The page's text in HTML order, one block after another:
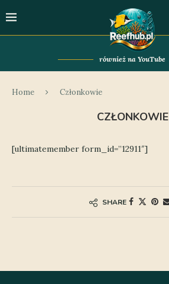
również na YouTube
Home Członkowie
CZŁONKOWIE
[ultimatemember form_id=”12911″]
SHARE